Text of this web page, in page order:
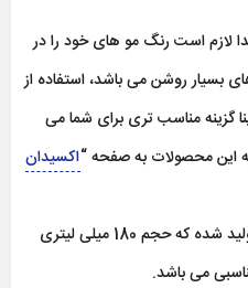
لازم است رنگ مو های خود را در
بسیار روشن می باشد، استفاده از
درصد و 12 درصد وینا گزینه مناسب تری برای شما می
این محصولات به صفحه “اکسیدان
این محصول در حجم های مختلفی تولید شده که حجم 180 میلی لیتری
می باشد.